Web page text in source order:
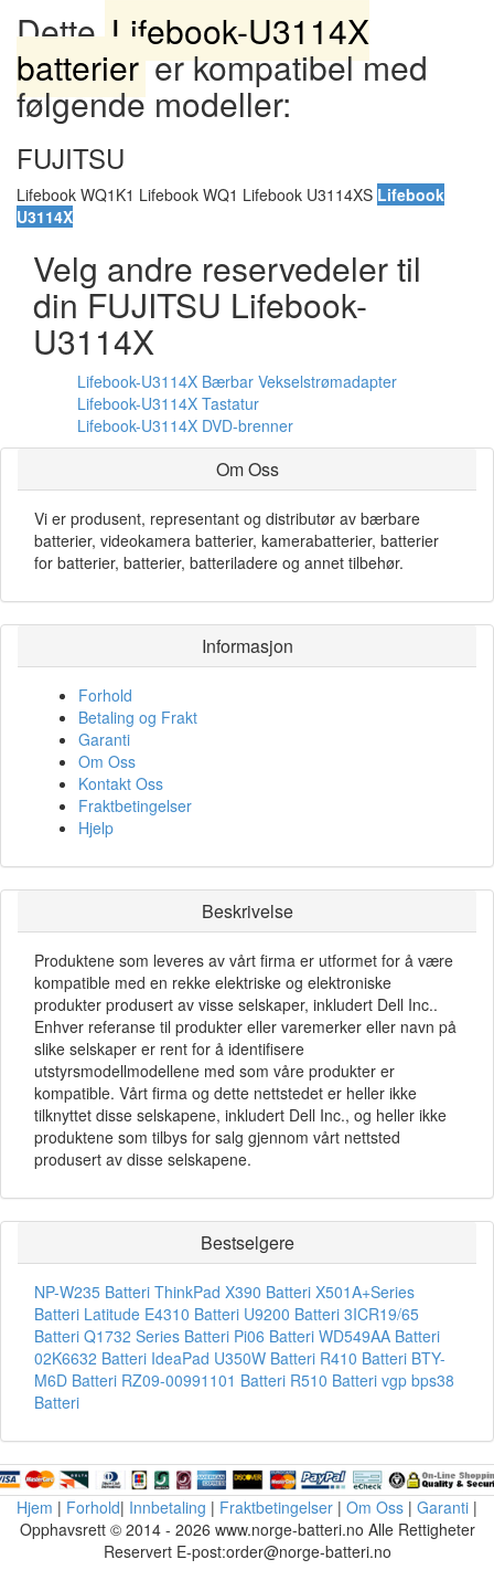
DetteLifebook-U3114X
batterierer kompatibel med
følgende modeller:
FUJITSU
Lifebook WQ1K1 Lifebook WQ1 Lifebook U3114XS Lifebook
U3114X
Velg andre reservedeler til
din FUJITSU Lifebook-
U3114X
Lifebook-U3114X Bærbar Vekselstrømadapter
Lifebook-U3114X Tastatur
Lifebook-U3114X DVD-brenner
Om Oss
Vi er produsent, representant og distributør av bærbare
batterier, videokamera batterier, kamerabatterier, batterier
for batterier, batterier, batteriladere og annet tilbehør.
Informasjon
Forhold
Betaling og Frakt
Garanti
Om Oss
Kontakt Oss
Fraktbetingelser
Hjelp
Beskrivelse
Produktene som leveres av vårt firma er utformet for å være
kompatible med en rekke elektriske og elektroniske
produkter produsert av visse selskaper, inkludert Dell Inc..
Enhver referanse til produkter eller varemerker eller navn på
slike selskaper er rent for å identifisere
utstyrsmodellmodellene med som våre produkter er
kompatible. Vårt firma og dette nettstedet er heller ikke
tilknyttet disse selskapene, inkludert Dell Inc., og heller ikke
produktene som tilbys for salg gjennom vårt nettsted
produsert av disse selskapene.
Bestselgere
NP-W235 Batteri ThinkPad X390 Batteri X501A+Series
Batteri Latitude E4310 Batteri U9200 Batteri 3ICR19/65
Batteri Q1732 Series Batteri Pi06 Batteri WD549AA Batteri
02K6632 Batteri IdeaPad U350W Batteri R410 Batteri BTY-
M6D Batteri RZ09-00991101 Batteri R510 Batteri vgp bps38
Batteri
Hjem | Forhold| Innbetaling | Fraktbetingelser | Om Oss | Garanti |
Opphavsrett © 2014 - 2026 www.norge-batteri.no Alle Rettigheter
Reservert E-post:order@norge-batteri.no